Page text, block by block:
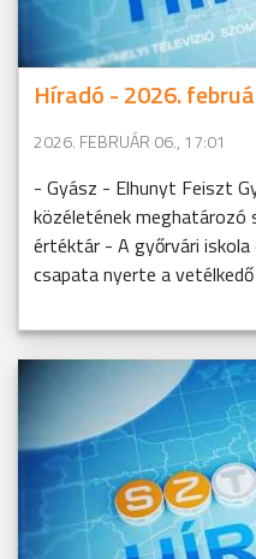
Híradó - 2026.
2026. FEBRUÁR 06., 17:01
- Gyász - Elhunyt Feiszt
közéletének meghatározó
értéktár - A győrvári iskola
csapata nyerte a vetélkedő